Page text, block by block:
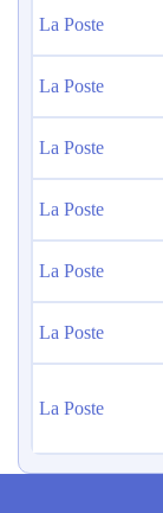
La Poste
La Poste
La Poste
La Poste
La Poste
La Poste
La Poste